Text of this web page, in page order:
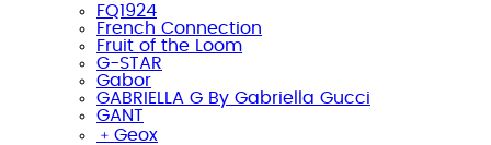
FQ1924
French Connection
Fruit of the Loom
G-STAR
Gabor
GABRIELLA G By Gabriella Gucci
GANT
﹢ Geox